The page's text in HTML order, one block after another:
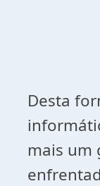
Desta
mais um